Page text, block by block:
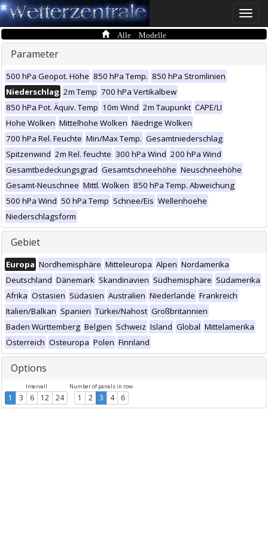
Toggle
Alle Modelle
Parameter
500 hPa Geopot. Höhe 850 hPa Temp. 850 hPa Stromlinien
Niederschlag 2m Temp 700 hPa Vertikalbew
850 hPa Pot. Äquiv. Temp 10m Wind 2m Taupunkt CAPE/LI
Hohe Wolken Mittelhohe Wolken Niedrige Wolken
700 hPa Rel. Feuchte Min/Max Temp. Gesamtniederschlag
Spitzenwind 2m Rel. feuchte 300 hPa Wind 200 hPa Wind
Gesamtbedeckungsgrad Gesamtschneehöhe Neuschneehöhe
Gesamt-Neuschnee Mittl. Wolken 850 hPa Temp. Abweichung
500 hPa Wind 50 hPa Temp Schnee/Eis Wellenhoehe
Niederschlagsform
Gebiet
Europa Nordhemisphäre Mitteleuropa Alpen Nordamerika
Deutschland Dänemark Skandinavien Südhemisphäre Südamerika
Afrika Ostasien Südasien Australien Niederlande Frankreich
Italien/Balkan Spanien Türkei/Nahost Großbritannien
Baden Württemberg Belgien Schweiz Island Global Mittelamerika
Österreich Osteuropa Polen Finnland
Options
Intervall
1 3 6 12 24
Number of panels in row
1 2 3 4 6